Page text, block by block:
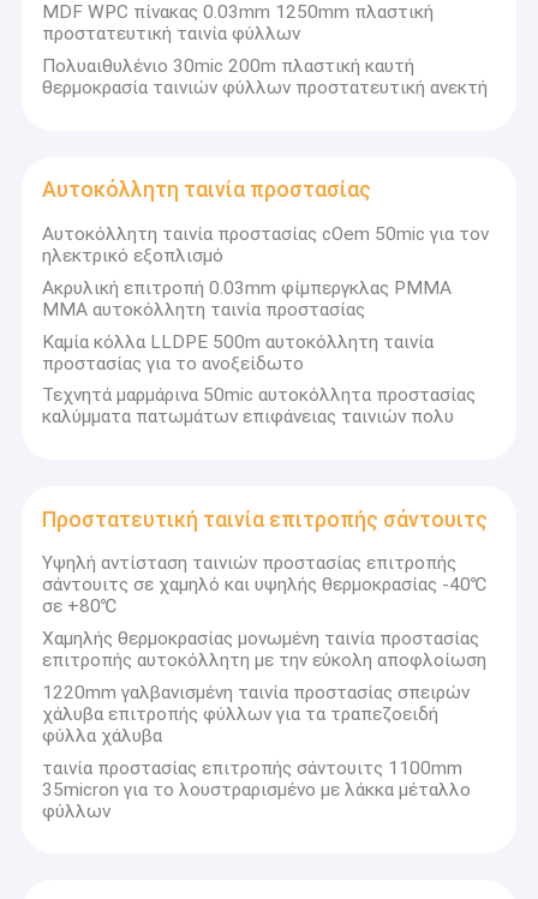
MDF WPC πίνακας 0.03mm 1250mm πλαστική
προστατευτική ταινία φύλλων
Πολυαιθυλένιο 30mic 200m πλαστική καυτή
θερμοκρασία ταινιών φύλλων προστατευτική ανεκτή
Αυτοκόλλητη ταινία προστασίας
Αυτοκόλλητη ταινία προστασίας cOem 50mic για τον
ηλεκτρικό εξοπλισμό
Ακρυλική επιτροπή 0.03mm φίμπεργκλας PMMA
MMA αυτοκόλλητη ταινία προστασίας
Καμία κόλλα LLDPE 500m αυτοκόλλητη ταινία
προστασίας για το ανοξείδωτο
Τεχνητά μαρμάρινα 50mic αυτοκόλλητα προστασίας
καλύμματα πατωμάτων επιφάνειας ταινιών πολυ
Προστατευτική ταινία επιτροπής σάντουιτς
Υψηλή αντίσταση ταινιών προστασίας επιτροπής
σάντουιτς σε χαμηλό και υψηλής θερμοκρασίας -40℃
σε +80℃
Χαμηλής θερμοκρασίας μονωμένη ταινία προστασίας
επιτροπής αυτοκόλλητη με την εύκολη αποφλοίωση
1220mm γαλβανισμένη ταινία προστασίας σπειρών
χάλυβα επιτροπής φύλλων για τα τραπεζοειδή
φύλλα χάλυβα
ταινία προστασίας επιτροπής σάντουιτς 1100mm
35micron για το λουστραρισμένο με λάκκα μέταλλο
φύλλων